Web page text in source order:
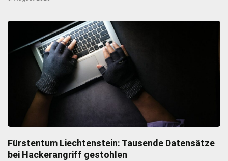
Fürstentum Liechtenstein: Tausende Datensätze
bei Hackerangriff gestohlen